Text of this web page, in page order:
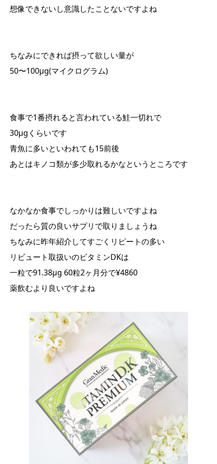
想像できないし意識したことないですよね
ちなみにできれば摂って欲しい量が
50〜100μg(マイクログラム)
食事で1番摂れると言われている鮭一切れで
30μgくらいです
青魚に多いといわれても15前後
あとはキノコ類が多少取れるかなというところです
なかなか食事でしっかりは難しいですよね
だったら質の良いサプリで取りましょうね
ちなみに昨年紹介してすごくリピートの多い
リビュート取扱いのビタミンDKは
一粒で91.38μg 60粒2ヶ月分で¥4860
薬飲むより良いですよね